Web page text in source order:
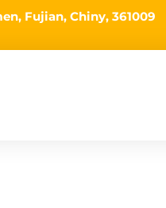
Fujian, Chiny, 361009